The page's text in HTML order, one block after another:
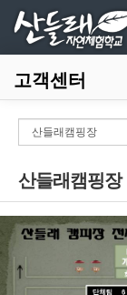
고객센터
산들래캠핑장